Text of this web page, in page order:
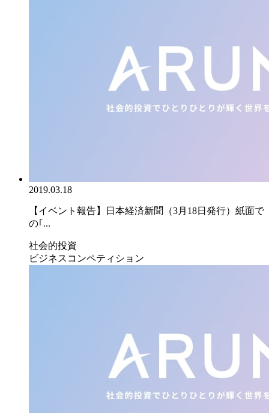
2019.03.18
【イベント報告】日本経済新聞（3月18日発行）紙面で
の｢...
社会的投資
ビジネスコンペティション